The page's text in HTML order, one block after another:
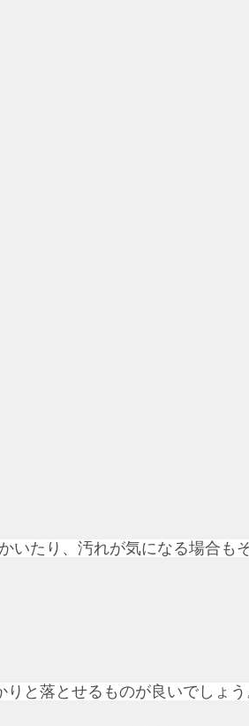
いたり、汚れが気になる場合も
と落とせるものが良いでしょう